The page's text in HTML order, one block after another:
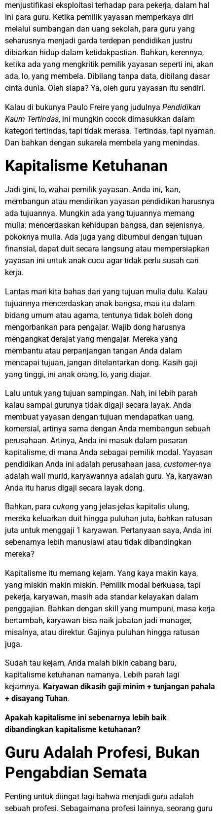
menjustifikasi eksploitasi terhadap para pekerja, dalam hal
ini para guru. Ketika pemilik yayasan memperkaya diri
melalui sumbangan dan uang sekolah, para guru yang
seharusnya menjadi garda terdepan pendidikan justru
dibiarkan hidup dalam ketidakpastian. Bahkan, kerennya,
ketika ada yang mengkritik pemilik yayasan seperti ini, akan
ada, lo, yang membela. Dibilang tanpa data, dibilang dasar
cinta dunia. Oleh siapa? Ya, oleh guru yayasan itu sendiri.
Kalau di bukunya Paulo Freire yang judulnya Pendidikan
Kaum Tertindas, ini mungkin cocok dimasukkan dalam
kategori tertindas, tapi tidak merasa. Tertindas, tapi nyaman.
Dan bahkan dengan sukarela membela yang menindas.
Kapitalisme Ketuhanan
Jadi gini, lo, wahai pemilik yayasan. Anda ini, ‘kan,
membangun atau mendirikan yayasan pendidikan harusnya
ada tujuannya. Mungkin ada yang tujuannya memang
mulia: mencerdaskan kehidupan bangsa, dan sejenisnya,
pokoknya mulia. Ada juga yang dibumbui dengan tujuan
finansial, dapat duit secara langsung atau mempersiapkan
yayasan ini untuk anak cucu agar tidak perlu susah cari
kerja.
Lantas mari kita bahas dari yang tujuan mulia dulu. Kalau
tujuannya mencerdaskan anak bangsa, mau itu dalam
bidang umum atau agama, tentunya tidak boleh dong
mengorbankan para pengajar. Wajib dong harusnya
mengangkat derajat yang mengajar. Mereka yang
membantu atau perpanjangan tangan Anda dalam
mencapai tujuan, jangan ditelantarkan dong. Kasih gaji
yang tinggi, ini anak orang, lo, yang diajar.
Lalu untuk yang tujuan sampingan. Nah, ini lebih parah
kalau sampai gurunya tidak digaji secara layak. Anda
membuat yayasan dengan tujuan mendapatkan uang,
komersial, artinya sama dengan Anda membangun sebuah
perusahaan. Artinya, Anda ini masuk dalam pusaran
kapitalisme, di mana Anda sebagai pemilik modal. Yayasan
pendidikan Anda ini adalah perusahaan jasa, customer-nya
adalah wali murid, karyawannya adalah guru. Ya, karyawan
Anda itu harus digaji secara layak dong.
Bahkan, para cukong yang jelas-jelas kapitalis ulung,
mereka keluarkan duit hingga puluhan juta, bahkan ratusan
juta untuk menggaji 1 karyawan. Pertanyaan saya, Anda ini
sebenarnya lebih manusiawi atau tidak dibandingkan
mereka?
Kapitalisme itu memang kejam. Yang kaya makin kaya,
yang miskin makin miskin. Pemilik modal berkuasa, tapi
pekerja, karyawan, masih ada standar kelayakan dalam
penggajian. Bahkan dengan skill yang mumpuni, masa kerja
bertambah, karyawan bisa naik jabatan jadi manager,
misalnya, atau direktur. Gajinya puluhan hingga ratusan
juga.
Sudah tau kejam, Anda malah bikin cabang baru,
kapitalisme ketuhanan namanya. Lebih parah lagi
kejamnya. Karyawan dikasih gaji minim + tunjangan pahala
+ disayang Tuhan.
Apakah kapitalisme ini sebenarnya lebih baik
dibandingkan kapitalisme ketuhanan?
Guru Adalah Profesi, Bukan
Pengabdian Semata
Penting untuk diingat lagi bahwa menjadi guru adalah
sebuah profesi. Sebagaimana profesi lainnya, seorang guru